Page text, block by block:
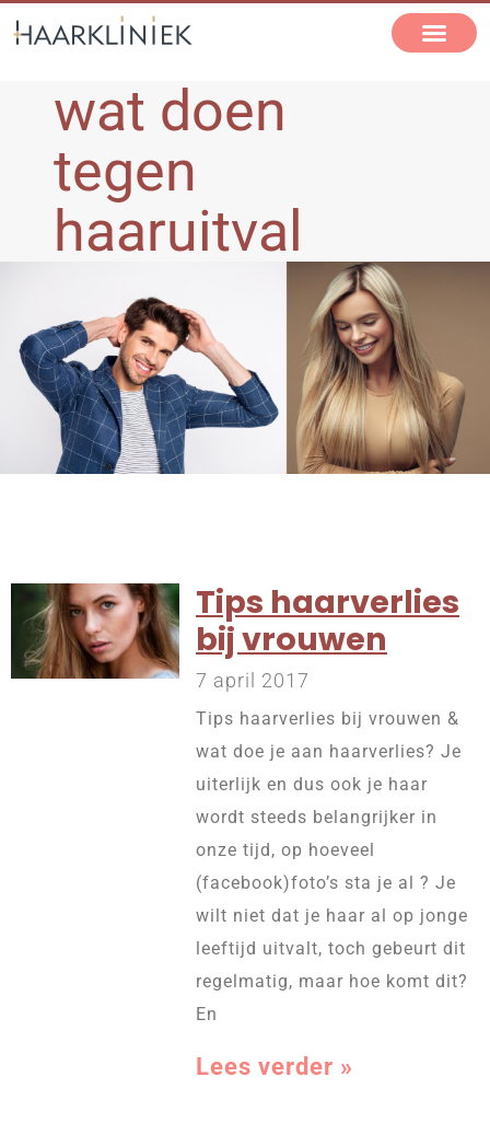
wat doen
tegen
haaruitval
Tips haarverlies
bij vrouwen
7 april 2017
Tips haarverlies bij vrouwen &
wat doe je aan haarverlies? Je
uiterlijk en dus ook je haar
wordt steeds belangrijker in
onze tijd, op hoeveel
(facebook)foto’s sta je al ? Je
wilt niet dat je haar al op jonge
leeftijd uitvalt, toch gebeurt dit
regelmatig, maar hoe komt dit?
En
Lees verder »